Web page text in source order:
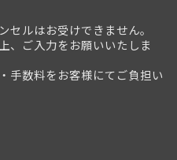
セルはお受けできません。
、ご入力をお願いいたしま
手数料をお客様にてご負担い